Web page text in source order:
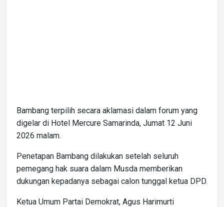
Bambang terpilih secara aklamasi dalam forum yang
digelar di Hotel Mercure Samarinda, Jumat 12 Juni
2026 malam.
Penetapan Bambang dilakukan setelah seluruh
pemegang hak suara dalam Musda memberikan
dukungan kepadanya sebagai calon tunggal ketua DPD.
Ketua Umum Partai Demokrat, Agus Harimurti